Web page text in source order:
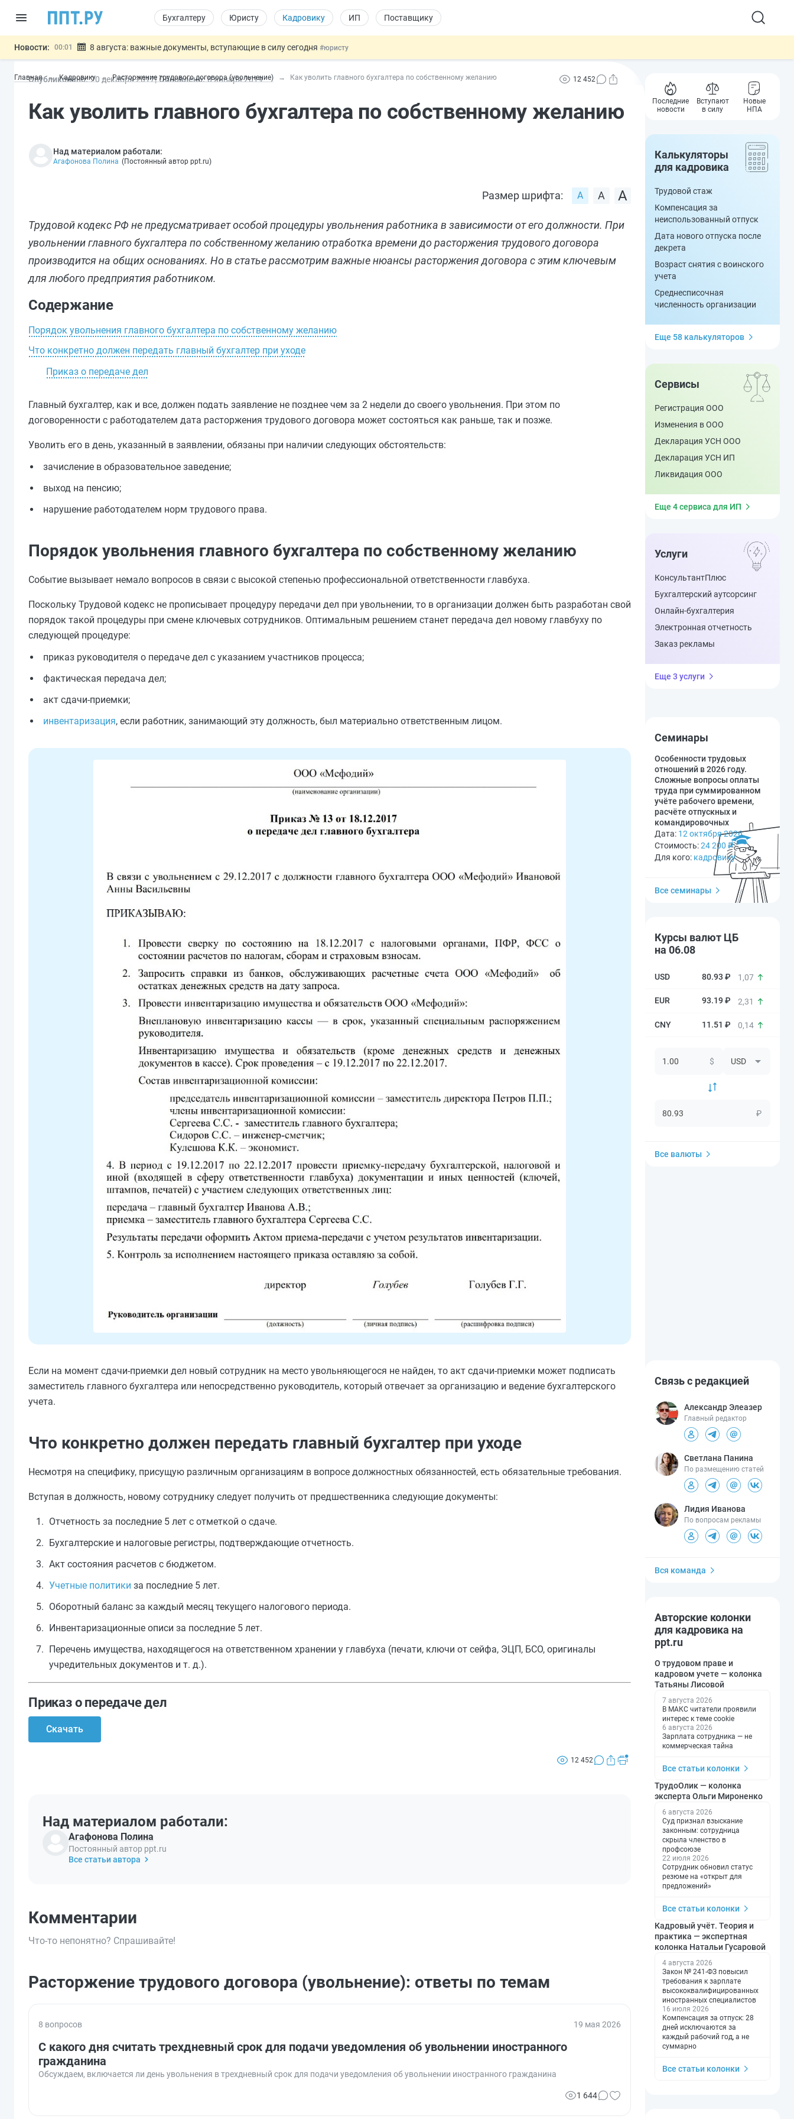
Бухгалтеру Юристу Кадровику ИП Поставщику
Новости: 00:01 8 августа: важные документы, вступающие в силу сегодня #юристу
07.08 Дистанционную работу беременных пропишут в ТК РФ#кадровику
07.08
Важно Разработают единые критерии трудовых и ГПХ-отношений #кадровику
Главная Кадровику Расторжение трудового договора (увольнение) Как уволить главного бухгалтера по собственному желанию
Опубликовано: 20 декабря2017 Обновлено: 8 января2019 12 452
Как уволить главного бухгалтера по собственному желанию
Над материалом работали:
Агафонова Полина (Постоянный автор ppt.ru)
Размер шрифта:
Трудовой кодекс РФ не предусматривает особой процедуры увольнения работника в зависимости от его должности. При
увольнении главного бухгалтера по собственному желанию отработка времени до расторжения трудового договора
производится на общих основаниях. Но в статье рассмотрим важные нюансы расторжения договора с этим ключевым
для любого предприятия работником.
Содержание
Порядок увольнения главного бухгалтера по собственному желанию
Что конкретно должен передать главный бухгалтер при уходе
Приказ о передаче дел
Главный бухгалтер, как и все, должен подать заявление не позднее чем за 2 недели до своего увольнения. При этом по
договоренности с работодателем дата расторжения трудового договора может состояться как раньше, так и позже.
Уволить его в день, указанный в заявлении, обязаны при наличии следующих обстоятельств:
зачисление в образовательное заведение;
выход на пенсию;
нарушение работодателем норм трудового права.
Порядок увольнения главного бухгалтера по собственному желанию
Событие вызывает немало вопросов в связи с высокой степенью профессиональной ответственности главбуха.
Поскольку Трудовой кодекс не прописывает процедуру передачи дел при увольнении, то в организации должен быть разработан свой
порядок такой процедуры при смене ключевых сотрудников. Оптимальным решением станет передача дел новому главбуху по
следующей процедуре:
приказ руководителя о передаче дел с указанием участников процесса;
фактическая передача дел;
акт сдачи-приемки;
инвентаризация, если работник, занимающий эту должность, был материально ответственным лицом.
Если на момент сдачи-приемки дел новый сотрудник на место увольняющегося не найден, то акт сдачи-приемки может подписать
заместитель главного бухгалтера или непосредственно руководитель, который отвечает за организацию и ведение бухгалтерского
учета.
Что конкретно должен передать главный бухгалтер при уходе
Несмотря на специфику, присущую различным организациям в вопросе должностных обязанностей, есть обязательные требования.
Вступая в должность, новому сотруднику следует получить от предшественника следующие документы:
Отчетность за последние 5 лет с отметкой о сдаче.
Бухгалтерские и налоговые регистры, подтверждающие отчетность.
Акт состояния расчетов с бюджетом.
Учетные политики за последние 5 лет.
Оборотный баланс за каждый месяц текущего налогового периода.
Инвентаризационные описи за последние 5 лет.
Перечень имущества, находящегося на ответственном хранении у главбуха (печати, ключи от сейфа, ЭЦП, БСО, оригиналы
учредительных документов и т. д.).
Приказ о передаче дел
Скачать
12 452
Над материалом работали:
Агафонова Полина
Постоянный автор ppt.ru
Все статьи автора
Комментарии
Что-то непонятно? Спрашивайте!
Расторжение трудового договора (увольнение): ответы по темам
8 вопросов 19 мая 2026
С какого дня считать трехдневный срок для подачи уведомления об увольнении иностранного
гражданина
Обсуждаем, включается ли день увольнения в трехдневный срок для подачи уведомления об увольнении иностранного гражданина
1 644
Последние
новости
Вступают
в силу
Новые
НПА
Калькуляторы
для кадровика
Трудовой стаж
Компенсация за
неиспользованный отпуск
Дата нового отпуска после
декрета
Возраст снятия с воинского
учета
Среднесписочная
численность организации
Еще 58 калькуляторов
Сервисы
Регистрация ООО
Изменения в ООО
Декларация УСН ООО
Декларация УСН ИП
Ликвидация ООО
Еще 4 сервиса для ИП
Услуги
КонсультантПлюс
Бухгалтерский аутсорсинг
Онлайн-бухгалтерия
Электронная отчетность
Заказ рекламы
Еще 3 услуги
Семинары
Особенности трудовых
отношений в 2026 году.
Сложные вопросы оплаты
труда при суммированном
учёте рабочего времени,
расчёте отпускных и
командировочных
Дата: 12 октября 2026
Стоимость:24 200 ₽
Для кого: кадровику
Все семинары
Курсы валют ЦБ
на 06.08
80.93 ₽ 1,07
93.19 ₽ 2,31
11.51 ₽ 0,14
$
₽
Все валюты
Связь с редакцией
Александр Элеазер
Главный редактор
Светлана Панина
По размещению статей
Лидия Иванова
По вопросам рекламы
Вся команда
Авторские колонки
для кадровика на
ppt.ru
О трудовом праве и
кадровом учете — колонка
Татьяны Лисовой
7 августа 2026
В МАКС читатели проявили
интерес к теме cookie
6 августа 2026
Зарплата сотрудника — не
коммерческая тайна
Все статьи колонки
ТрудоОлик — колонка
эксперта Ольги Мироненко
6 августа 2026
Суд признал взыскание
законным: сотрудница
скрыла членство в
профсоюзе
22 июля 2026
Сотрудник обновил статус
резюме на «открыт для
предложений»
Все статьи колонки
Кадровый учёт. Теория и
практика — экспертная
колонка Натальи Гусаровой
4 августа 2026
Закон № 241-ФЗ повысил
требования к зарплате
высококвалифицированных
иностранных специалистов
16 июля 2026
Компенсация за отпуск: 28
дней исключаются за
каждый рабочий год, а не
суммарно
Все статьи колонки